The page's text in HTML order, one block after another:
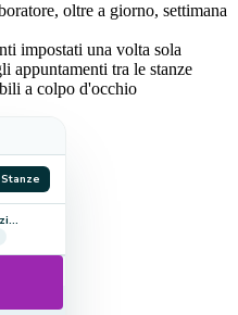
oltre a giorno, settimana
impostati una volta sola
appuntamenti tra le stanze
a colpo d'occhio
Stanze
Sala medicazioni